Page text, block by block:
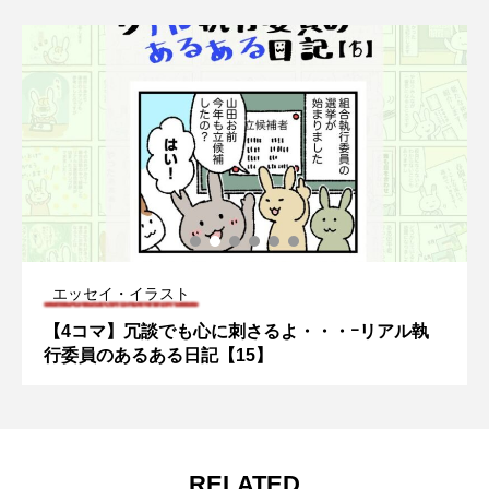
エッセイ・イラスト
【4コマ】冗談でも心に刺さるよ・・・ｰリアル執
行委員のあるある日記【15】